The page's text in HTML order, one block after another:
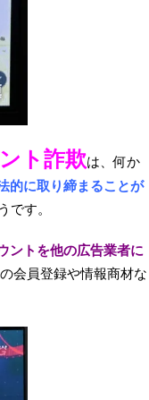
ト詐欺は、何か
的に取り締まることが
です。
ントを他の広告業者に
会員登録や情報商材な